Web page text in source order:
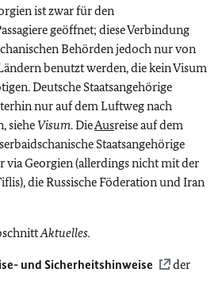
ist zwar für den
geöffnet; diese Verbindung
Behörden jedoch nur von
benutzt werden, die kein Visum
Deutsche Staatsangehörige
nur auf dem Luftweg nach
siehe Visum. DieAusreise auf dem
Staatsangehörige
via Georgien (allerdings nicht mit der
die Russische Föderation und Iran
Aktuelles.
und Sicherheitshinweise
der